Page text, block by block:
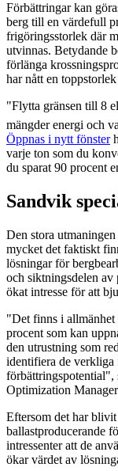
Förbättringar kan
berg till en värdefull
frigöringsstorlek där
utvinnas. Betydande
förlänga
har nått en
"Flytta gränsen till 8
mängder energi och
Öppnas i nytt fönster
varje ton som du
du sparat 90 procent
Sandvik
Den stora
mycket det faktiskt
lösningar för
och siktningsdelen av
ökat intresse för att
"Det finns i
procent som kan
den utrustning som
identifiera de verkliga
förbättringspotential",
Optimization
Eftersom det har
ballastproducerande
intressenter att de
ökar värdet av